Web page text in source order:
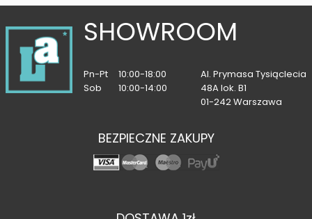
SHOWROOM
Pn-Pt
10:00-18:00
Sob
10:00-14:00
Al. Prymasa Tysiąclecia
48A lok. B1
01-242 Warszawa
BEZPIECZNE ZAKUPY